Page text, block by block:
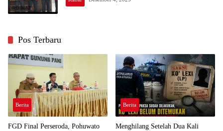
Pos Terbaru
Berita
FGD Final Perseroda, Pohuwato
Berita
Menghilang Setelah Dua Kali